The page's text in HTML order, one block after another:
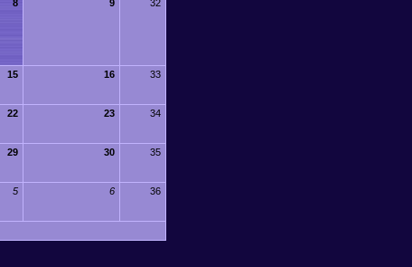
8 9 32
15 16 33
22 23 34
29 30 35
5 6 36